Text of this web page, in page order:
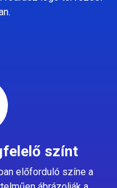
színt
előforduló színe a